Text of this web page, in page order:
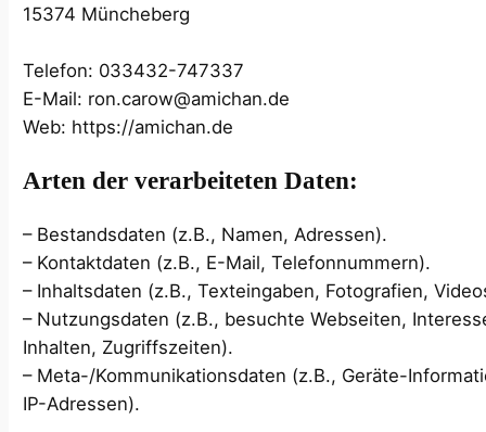
15374 Müncheberg
Telefon: 033432-747337
E-Mail: ron.carow@amichan.de
Web: https://amichan.de
Arten der verarbeiteten Daten:
– Bestandsdaten (z.B., Namen, Adressen).
– Kontaktdaten (z.B., E-Mail, Telefonnummern).
– Inhaltsdaten (z.B., Texteingaben, Fotografien,
– Nutzungsdaten (z.B., besuchte Webseiten,
Inhalten, Zugriffszeiten).
– Meta-/Kommunikationsdaten (z.B., Geräte-
IP-Adressen).